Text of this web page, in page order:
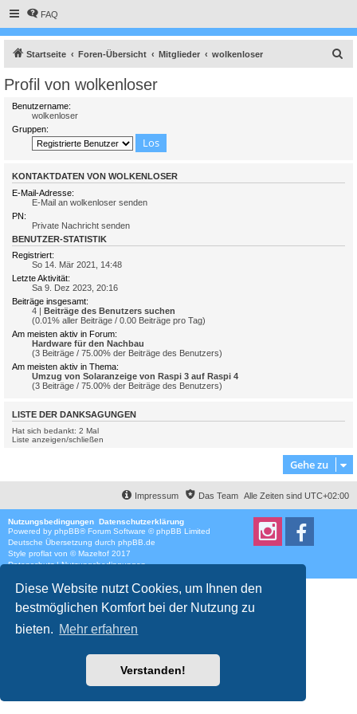
Diese Website nutzt Cookies, um Ihnen den
bestmöglichen Komfort bei der Nutzung zu
bieten. Mehr erfahren
Verstanden!
FAQ
Startseite Foren-Übersicht Mitglieder wolkenloser
Profil von wolkenloser
Benutzername:
wolkenloser
Gruppen:
KONTAKTDATEN VON WOLKENLOSER
E-Mail-Adresse:
E-Mail an wolkenloser senden
PN:
Private Nachricht senden
BENUTZER-STATISTIK
Registriert:
So 14. Mär 2021, 14:48
Letzte Aktivität:
Sa 9. Dez 2023, 20:16
Beiträge insgesamt:
4 | Beiträge des Benutzers suchen
(0.01% aller Beiträge / 0.00 Beiträge pro Tag)
Am meisten aktiv in Forum:
Hardware für den Nachbau
(3 Beiträge / 75.00% der Beiträge des Benutzers)
Am meisten aktiv in Thema:
Umzug von Solaranzeige von Raspi 3 auf Raspi 4
(3 Beiträge / 75.00% der Beiträge des Benutzers)
LISTE DER DANKSAGUNGEN
Hat sich bedankt: 2 Mal
Liste anzeigen/schließen
Gehe zu
Alle Zeiten sind UTC+02:00
Das Team
Impressum
Nutzungsbedingungen Datenschutzerklärung
Powered by phpBB® Forum Software © phpBB Limited
Deutsche Übersetzung durch phpBB.de
Style proflat von ©Mazeltof 2017
Datenschutz|Nutzungsbedingungen